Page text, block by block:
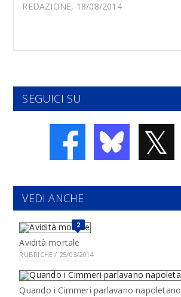
REDAZIONE, 18/08/2014
SEGUICI SU
𝕏
VEDI ANCHE
2
Avidità mortale
RUBRICHE / 25/03/2014
Quando i Cimmeri parlavano napoletano